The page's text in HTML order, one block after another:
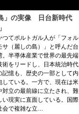
」の実像 日台新時代
つてポルトガル人が「フォル
サ（麗しの島）」と呼んだ台
。半導体産業で世界の最先端
術をリードし、日本統治時代
記憶も、歴史の一部として内
している。一方で、現在は米
対立の最前線に立たされ、難
い現実に直面している。国際
会で複雑な立…